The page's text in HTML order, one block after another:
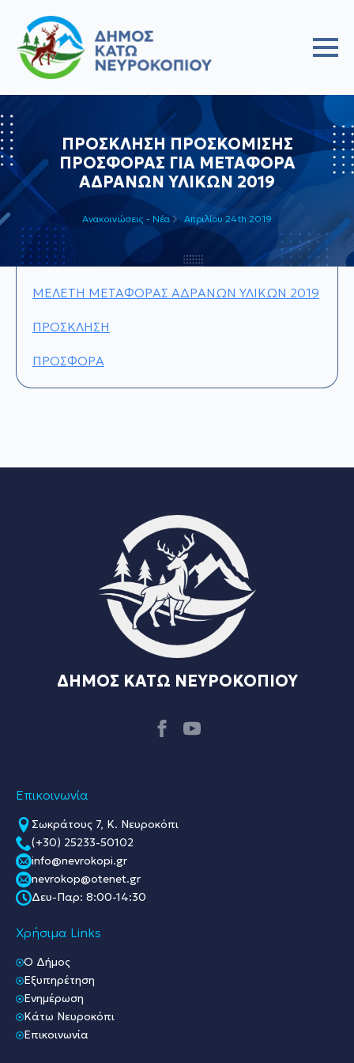
ΠΡΟΣΚΛΗΣΗ ΠΡΟΣΚΟΜΙΣΗΣ
ΠΡΟΣΦΟΡΑΣ ΓΙΑ ΜΕΤΑΦΟΡΑ
ΑΔΡΑΝΩΝ ΥΛΙΚΩΝ 2019
Ανακοινώσεις - Νέα Απριλίου 24th 2019
ΜΕΛΕΤΗ ΜΕΤΑΦΟΡΑΣ ΑΔΡΑΝΩΝ ΥΛΙΚΩΝ 2019
ΠΡΟΣΚΛΗΣΗ
ΠΡΟΣΦΟΡΑ
ΔΗΜΟΣ ΚΑΤΩ ΝΕΥΡΟΚΟΠΙΟΥ
Επικοινωνία
Σωκράτους 7, Κ. Νευροκόπι
(+30) 25233-50102
info@nevrokopi.gr
nevrokop@otenet.gr
Δευ-Παρ: 8:00-14:30
Χρήσιμα Links
O Δήμος
Εξυπηρέτηση
Ενημέρωση
Κάτω Νευροκόπι
Επικοινωνία